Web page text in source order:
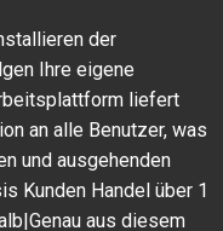
der
Ihre eigene
liefert
an alle Benutzer, was
und ausgehenden
Kunden Handel über 1
aus diesem